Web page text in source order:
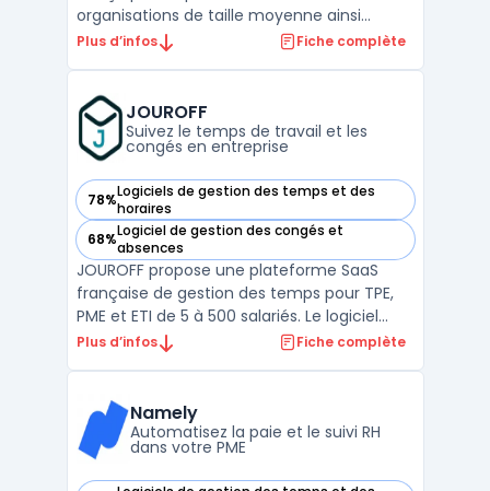
organisations de taille moyenne ainsi
qu’aux entreprises soumises à de hauts
RH confrontées à des environnements
multinationaux, à la gestion ...
Plus d’infos Fiche complète
JOUROFF
Suivez le temps de travail et les
congés en entreprise
78%Logiciels de gestion des temps et des
horaires
— voir JOUROFF dans cette catégorie
68%Logiciel de gestion des congés et
absences
— voir JOUROFF dans cette catégorie
JOUROFF propose une plateforme SaaS
française de gestion des temps pour TPE,
PME et ETI de 5 à 500 salariés. Le logiciel
cible la centralisation et la fiabilité du suivi
et les projets. Dans un contexte multi-sites
o ...
Plus d’infos Fiche complète
Namely
Automatisez la paie et le suivi RH
dans votre PME